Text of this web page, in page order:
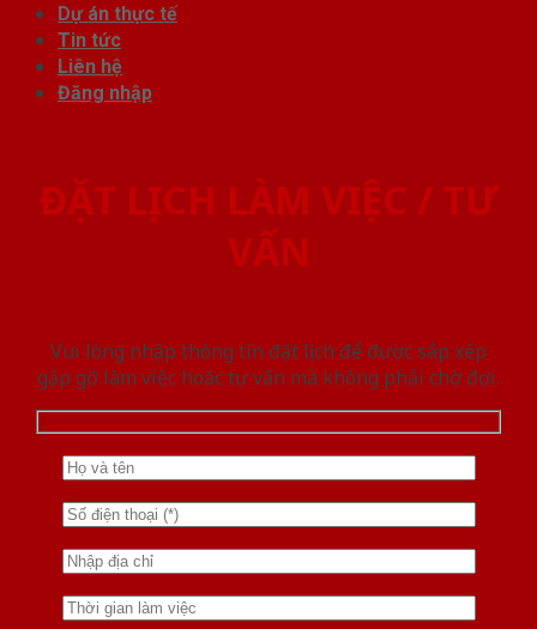
Dự án thực tế
Tin tức
Liên hệ
Đăng nhập
ĐẶT LỊCH LÀM VIỆC / TƯ
VẤN
Vui lòng nhập thông tin đặt lịch để được sắp xếp
gặp gỡ làm việc hoăc tư vấn mà không phải chờ đợi.